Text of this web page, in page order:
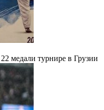
медали турнире в Грузии